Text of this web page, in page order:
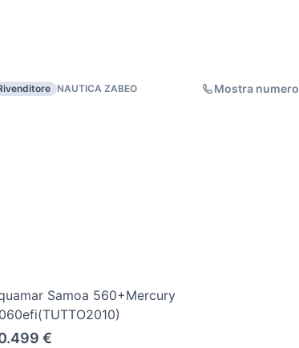
NAUTICA ZABEO Mostra numero
Samoa 560+Mercury
€